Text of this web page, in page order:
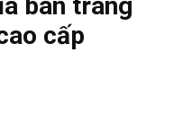
cấp